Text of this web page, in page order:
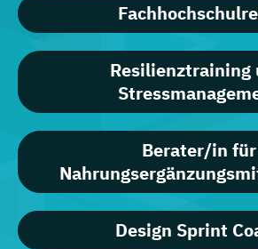
Resilienztraining
Berater/in für
Design Sprint